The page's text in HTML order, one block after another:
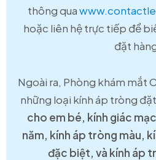
thông qua
hoặc liên hệ trực tiếp để
đặt
Ngoài ra, Phòng khám mắt
những loại kính áp tròng
cho em bé, kính giác
năm, kính áp tròng màu,
đặc biệt, và kính áp